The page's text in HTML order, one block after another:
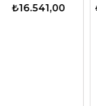
₺15.817,00